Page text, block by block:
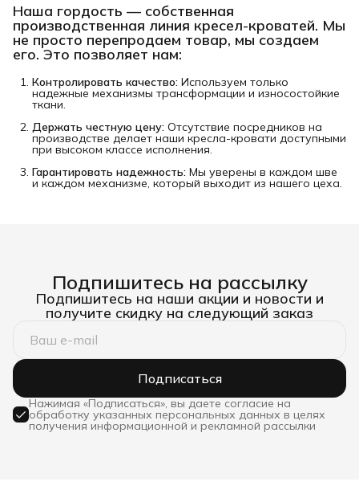
Наша гордость — собственная
производственная линия кресел-кроватей. Мы
не просто перепродаем товар, мы создаем
его. Это позволяет нам:
Контролировать качество: Используем только
надежные механизмы трансформации и износостойкие
ткани.
Держать честную цену: Отсутствие посредников на
производстве делает наши кресла-кровати доступными
при высоком классе исполнения.
Гарантировать надежность: Мы уверены в каждом шве
и каждом механизме, который выходит из нашего цеха.
Подпишитесь на рассылку
Подпишитесь на наши акции и новости и
получите скидку на следующий заказ
Подписаться
Нажимая «Подписаться», вы даете согласие на
обработку указанных персональных данных в целях
получения информационной и рекламной рассылки